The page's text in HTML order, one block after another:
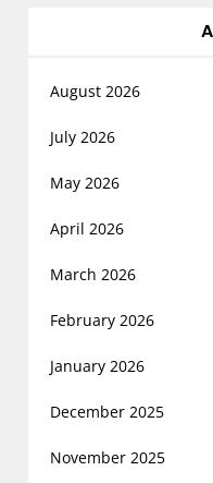
August 2026
July 2026
May 2026
April 2026
March 2026
February 2026
January 2026
December 2025
November 2025